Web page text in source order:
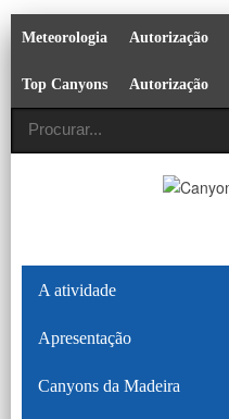
Meteorologia Autorização
Top Canyons Autorização
A atividade
Apresentação
Canyons da Madeira